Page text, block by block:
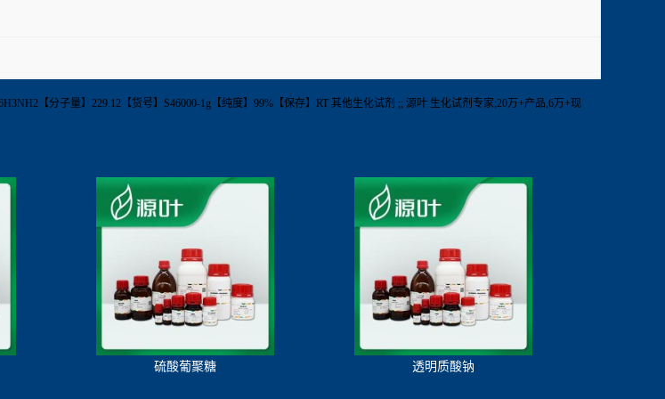
【分子量】229.12【货号】S46000-1g【纯度】99%【保存】RT 其他生化试剂 ;; 源叶 生化试剂专家;20万+产品,6万+现
硫酸葡聚糖 透明质酸钠